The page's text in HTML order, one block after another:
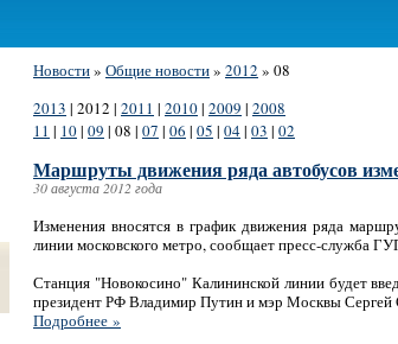
Новости» Общие новости» 2012 » 08
2013 | 2012 | 2011 | 2010| 2009 | 2008
11 | 10| 09 | 08 | 07 | 06 | 05 | 04| 03 | 02
Маршруты движения ряда автобусов
30 августа 2012 года
Изменения вносятся в график движения ряда
линии московского метро, сообщает пресс-служба
Станция "Новокосино" Калининской линии будет
президент РФ Владимир Путин и мэр Москвы Сергей
Подробнее »